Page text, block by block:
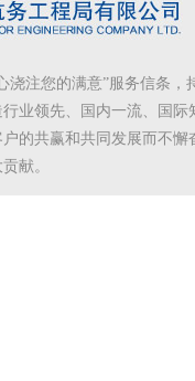
浇注您的满意”服务信条，
业领先、国内一流、国际
的共赢和共同发展而不懈
献。